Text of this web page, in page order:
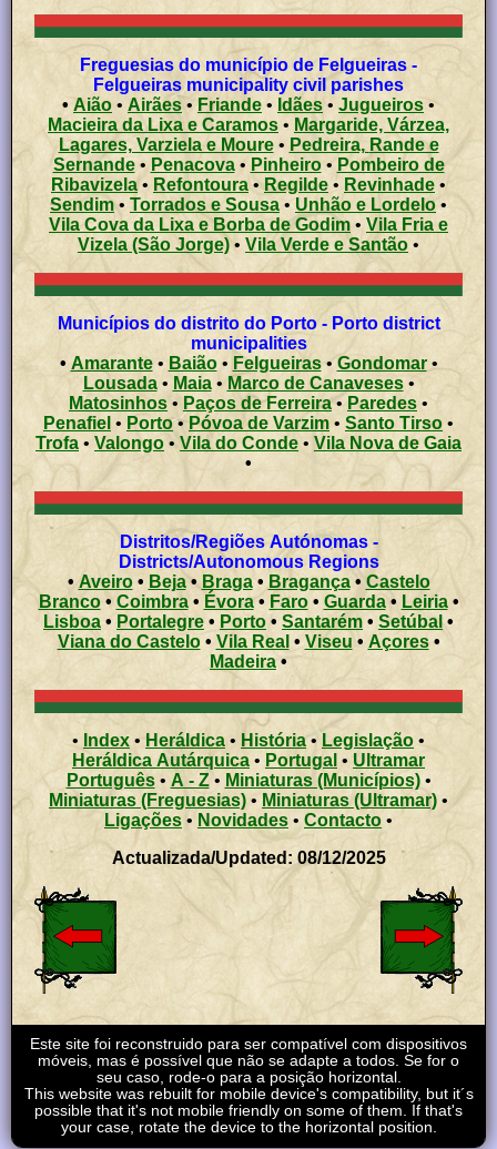
Freguesias do município de Felgueiras -
Felgueiras municipality civil parishes
• Aião • Airães • Friande • Idães• Jugueiros•
Macieira da Lixa e Caramos • Margaride, Várzea,
Lagares, Varziela e Moure• Pedreira, Rande e
Sernande• Penacova• Pinheiro• Pombeiro de
Ribavizela• Refontoura• Regilde • Revinhade •
Sendim• Torrados e Sousa •Unhão e Lordelo•
Vila Cova da Lixa e Borba de Godim • Vila Fria e
Vizela (São Jorge)• Vila Verde e Santão •
Municípios do distrito do Porto - Porto district
municipalities
• Amarante• Baião• Felgueiras•Gondomar•
Lousada• Maia• Marco de Canaveses•
Matosinhos• Paços de Ferreira• Paredes •
Penafiel • Porto• Póvoa de Varzim • Santo Tirso •
Trofa • Valongo • Vila do Conde • Vila Nova de Gaia
•
Distritos/Regiões Autónomas -
Districts/Autonomous Regions
• Aveiro• Beja• Braga• Bragança• Castelo
Branco• Coimbra• Évora• Faro• Guarda• Leiria•
Lisboa • Portalegre • Porto • Santarém • Setúbal•
Viana do Castelo• Vila Real •Viseu• Açores •
Madeira •
• Index •Heráldica • História • Legislação •
Heráldica Autárquica • Portugal • Ultramar
Português• A - Z• Miniaturas (Municípios)•
Miniaturas (Freguesias) •Miniaturas (Ultramar) •
Ligações • Novidades • Contacto •
Actualizada/Updated: 08/12/2025
Este site foi reconstruido para ser compatível com dispositivos
móveis, mas é possível que não se adapte a todos. Se for o
seu caso, rode-o para a posição horizontal.
This website was rebuilt for mobile device's compatibility, but it´s
possible that it's not mobile friendly on some of them. If that's
your case, rotate the device to the horizontal position.